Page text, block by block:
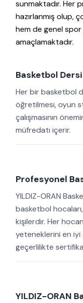
sunmaktadır. Her
hazırlanmış olup,
hem de genel
amaçlamaktadır.
Basketbol
Her bir basketbol
öğretilmesi, oyun
çalışmasının
müfredatı içerir.
Profesyonel
YILDIZ-ORAN
basketbol
kişilerdir. Her
yeteneklerini en iyi
geçerlilikte
YILDIZ-ORAN